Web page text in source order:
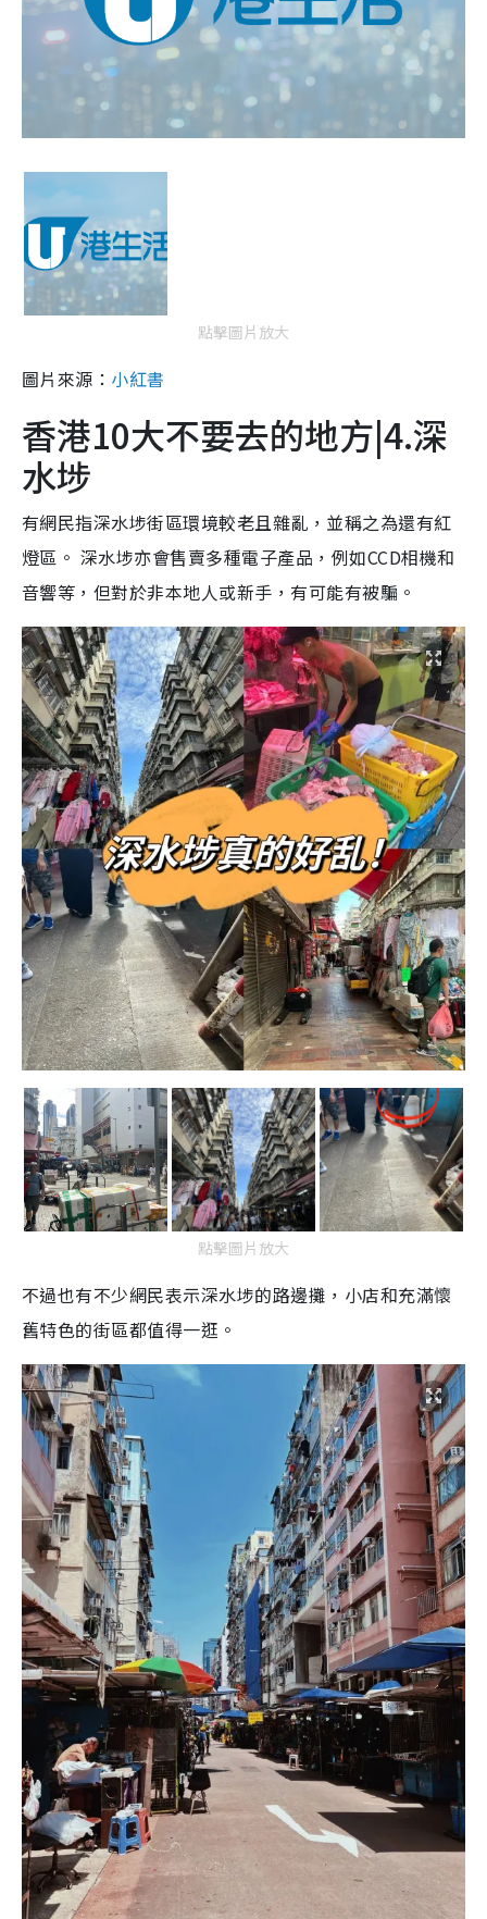
點擊圖片放大
圖片來源： 小紅書
香港10大不要去的地方|4.深
水埗
有網民指深水埗街區環境較老且雜亂，並稱之為還有紅
燈區。 深水埗亦會售賣多種電子產品，例如CCD相機和
音響等，但對於非本地人或新手，有可能有被騙。
點擊圖片放大
不過也有不少網民表示深水埗的路邊攤，小店和充滿懷
舊特色的街區都值得一逛。